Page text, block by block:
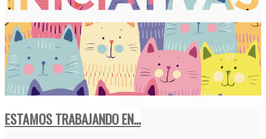
ESTAMOS TRABAJANDO EN...